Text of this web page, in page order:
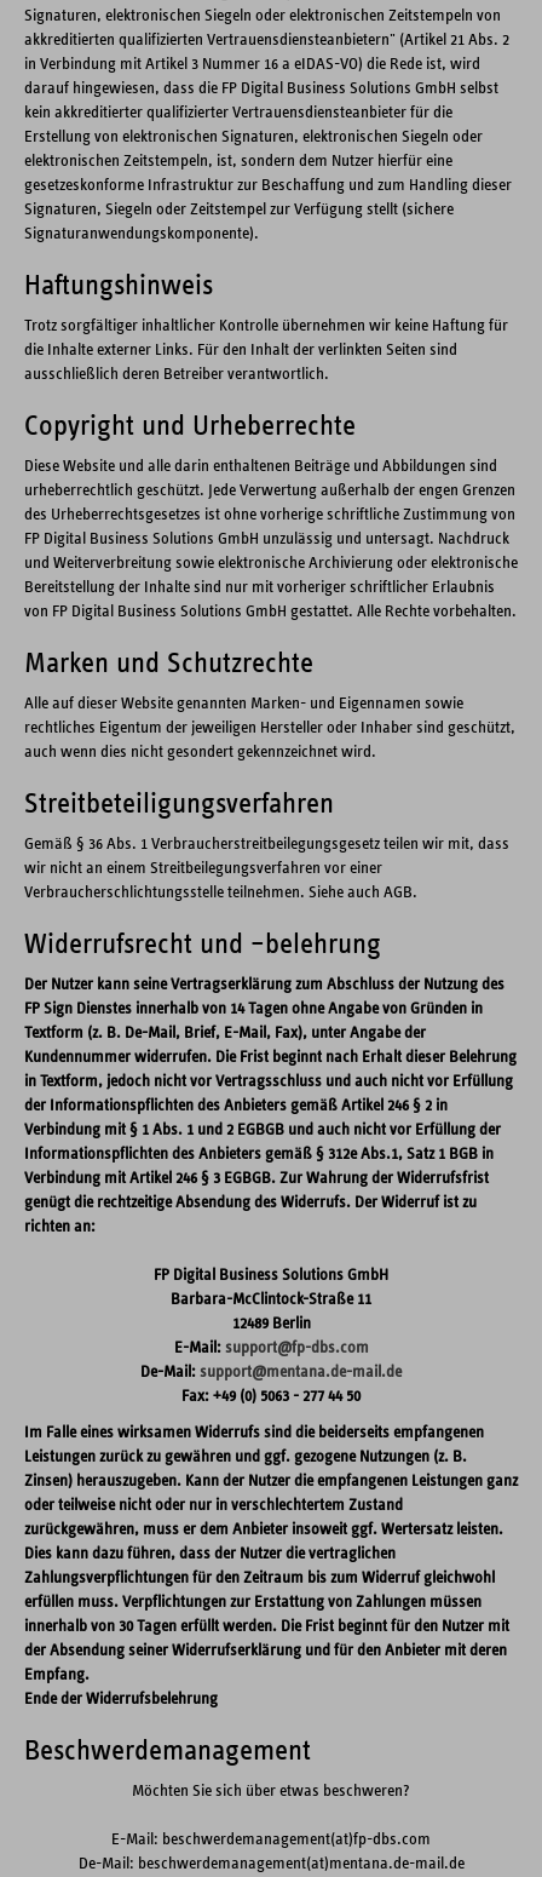
Signaturen, elektronischen Siegeln oder elektronischen Zeitstempeln von
akkreditierten qualifizierten Vertrauensdiensteanbietern" (Artikel 21 Abs. 2
in Verbindung mit Artikel 3 Nummer 16 a eIDAS-VO) die Rede ist, wird
darauf hingewiesen, dass die FP Digital Business Solutions GmbH selbst
kein akkreditierter qualifizierter Vertrauensdiensteanbieter für die
Erstellung von elektronischen Signaturen, elektronischen Siegeln oder
elektronischen Zeitstempeln, ist, sondern dem Nutzer hierfür eine
gesetzeskonforme Infrastruktur zur Beschaffung und zum Handling dieser
Signaturen, Siegeln oder Zeitstempel zur Verfügung stellt (sichere
Signaturanwendungskomponente).
Haftungshinweis
Trotz sorgfältiger inhaltlicher Kontrolle übernehmen wir keine Haftung für
die Inhalte externer Links. Für den Inhalt der verlinkten Seiten sind
ausschließlich deren Betreiber verantwortlich.
Copyright und Urheberrechte
Diese Website und alle darin enthaltenen Beiträge und Abbildungen sind
urheberrechtlich geschützt. Jede Verwertung außerhalb der engen Grenzen
des Urheberrechtsgesetzes ist ohne vorherige schriftliche Zustimmung von
FP Digital Business Solutions GmbH unzulässig und untersagt. Nachdruck
und Weiterverbreitung sowie elektronische Archivierung oder elektronische
Bereitstellung der Inhalte sind nur mit vorheriger schriftlicher Erlaubnis
von FP Digital Business Solutions GmbH gestattet. Alle Rechte vorbehalten.
Marken und Schutzrechte
Alle auf dieser Website genannten Marken- und Eigennamen sowie
rechtliches Eigentum der jeweiligen Hersteller oder Inhaber sind geschützt,
auch wenn dies nicht gesondert gekennzeichnet wird.
Streitbeteiligungsverfahren
Gemäß § 36 Abs. 1 Verbraucherstreitbeilegungsgesetz teilen wir mit, dass
wir nicht an einem Streitbeilegungsverfahren vor einer
Verbraucherschlichtungsstelle teilnehmen. Siehe auch AGB.
Widerrufsrecht und –belehrung
Der Nutzer kann seine Vertragserklärung zum Abschluss der Nutzung des
FP Sign Dienstes innerhalb von 14 Tagen ohne Angabe von Gründen in
Textform (z. B. De-Mail, Brief, E-Mail, Fax), unter Angabe der
Kundennummer widerrufen. Die Frist beginnt nach Erhalt dieser Belehrung
in Textform, jedoch nicht vor Vertragsschluss und auch nicht vor Erfüllung
der Informationspflichten des Anbieters gemäß Artikel 246 § 2 in
Verbindung mit § 1 Abs. 1 und 2 EGBGB und auch nicht vor Erfüllung der
Informationspflichten des Anbieters gemäß § 312e Abs.1, Satz 1 BGB in
Verbindung mit Artikel 246 § 3 EGBGB. Zur Wahrung der Widerrufsfrist
genügt die rechtzeitige Absendung des Widerrufs. Der Widerruf ist zu
richten an:
FP Digital Business Solutions GmbH
Barbara-McClintock-Straße 11
12489 Berlin
E-Mail: support@fp-dbs.com
De-Mail: support@mentana.de-mail.de
Fax: +49 (0) 5063 - 277 44 50
Im Falle eines wirksamen Widerrufs sind die beiderseits empfangenen
Leistungen zurück zu gewähren und ggf. gezogene Nutzungen (z. B.
Zinsen) herauszugeben. Kann der Nutzer die empfangenen Leistungen ganz
oder teilweise nicht oder nur in verschlechtertem Zustand
zurückgewähren, muss er dem Anbieter insoweit ggf. Wertersatz leisten.
Dies kann dazu führen, dass der Nutzer die vertraglichen
Zahlungsverpflichtungen für den Zeitraum bis zum Widerruf gleichwohl
erfüllen muss. Verpflichtungen zur Erstattung von Zahlungen müssen
innerhalb von 30 Tagen erfüllt werden. Die Frist beginnt für den Nutzer mit
der Absendung seiner Widerrufserklärung und für den Anbieter mit deren
Empfang.
Ende der Widerrufsbelehrung
Beschwerdemanagement
Möchten Sie sich über etwas beschweren?
E-Mail: beschwerdemanagement(at)fp-dbs.com
De-Mail: beschwerdemanagement(at)mentana.de-mail.de